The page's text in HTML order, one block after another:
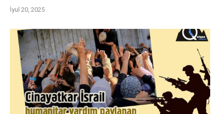
İyul 20, 2025